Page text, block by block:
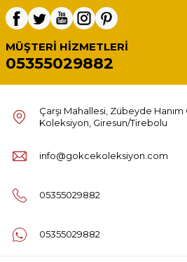
MÜŞTERI HIZMETLERI
05355029882
Çarşı Mahallesi, Zübeyde
Koleksiyon, Giresun/Tirebolu
info@gokcekoleksiyon.com
05355029882
05355029882